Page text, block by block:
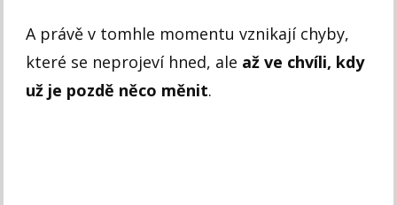
A právě v tomhle momentu vznikají chyby,
které se neprojeví hned, ale až ve chvíli, kdy
už je pozdě něco měnit.